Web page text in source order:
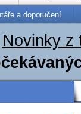
a doporučení
Novinky z